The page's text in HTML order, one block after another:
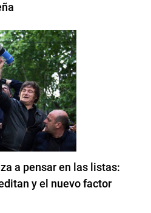
a pensar en las listas:
y el nuevo factor